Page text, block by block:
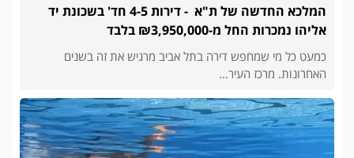
המלכא החדשה של ת"א - דירות 4-5 חד' בשכונת יד
אליהו נמכרות החל מ-₪3,950,000 בלבד
כמעט כל מי שמחפש דירה בתל אביב מרגיש את זה בשנים
האחרונות. מרכז העיר...